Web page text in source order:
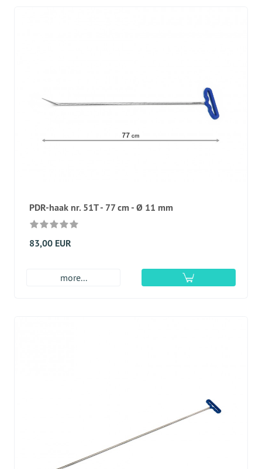
PDR-haak nr. 51T - 77 cm - Ø 11 mm
83,00 EUR
more...